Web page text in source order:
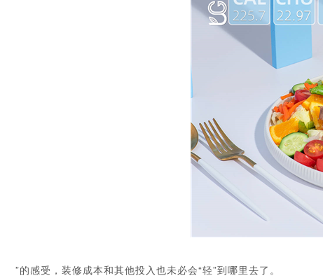
”的感受，装修成本和其他投入也未必会“轻”到哪里去了。